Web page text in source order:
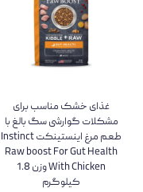
غذای خشک مناسب برای
مشکلات گوارشی سگ بالغ با
طعم مرغ اینستینکت Instinct
Raw boost For Gut Health
With Chicken وزن 1.8
کیلوگرم